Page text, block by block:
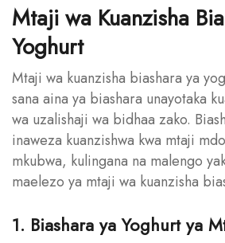
Mtaji wa Kuanzisha
Yoghurt
Mtaji wa kuanzisha biashara ya
sana aina ya biashara unayotaka
wa uzalishaji wa bidhaa zako.
inaweza kuanzishwa kwa mtaji
mkubwa, kulingana na malengo
maelezo ya mtaji wa kuanzisha
1. Biashara ya Yoghurt ya